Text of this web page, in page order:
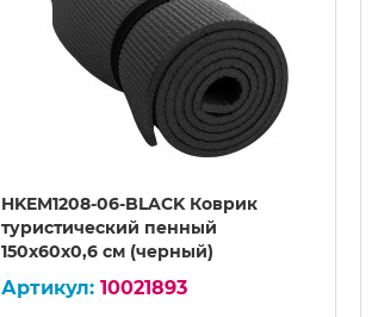
HKEM1208-06-BLACK Коврик
туристический пенный
150х60х0,6 см (черный)
10021893